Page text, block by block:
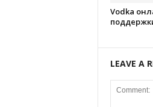
Vodka
LEAVE A